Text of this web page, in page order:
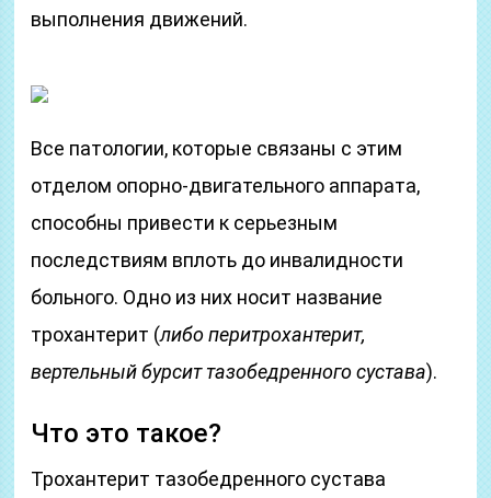
выполнения движений.
Все патологии, которые связаны с этим
отделом опорно-двигательного аппарата,
способны привести к серьезным
последствиям вплоть до инвалидности
больного. Одно из них носит название
трохантерит (либо перитрохантерит,
вертельный бурсит тазобедренного сустава).
Что это такое?
Трохантерит тазобедренного сустава